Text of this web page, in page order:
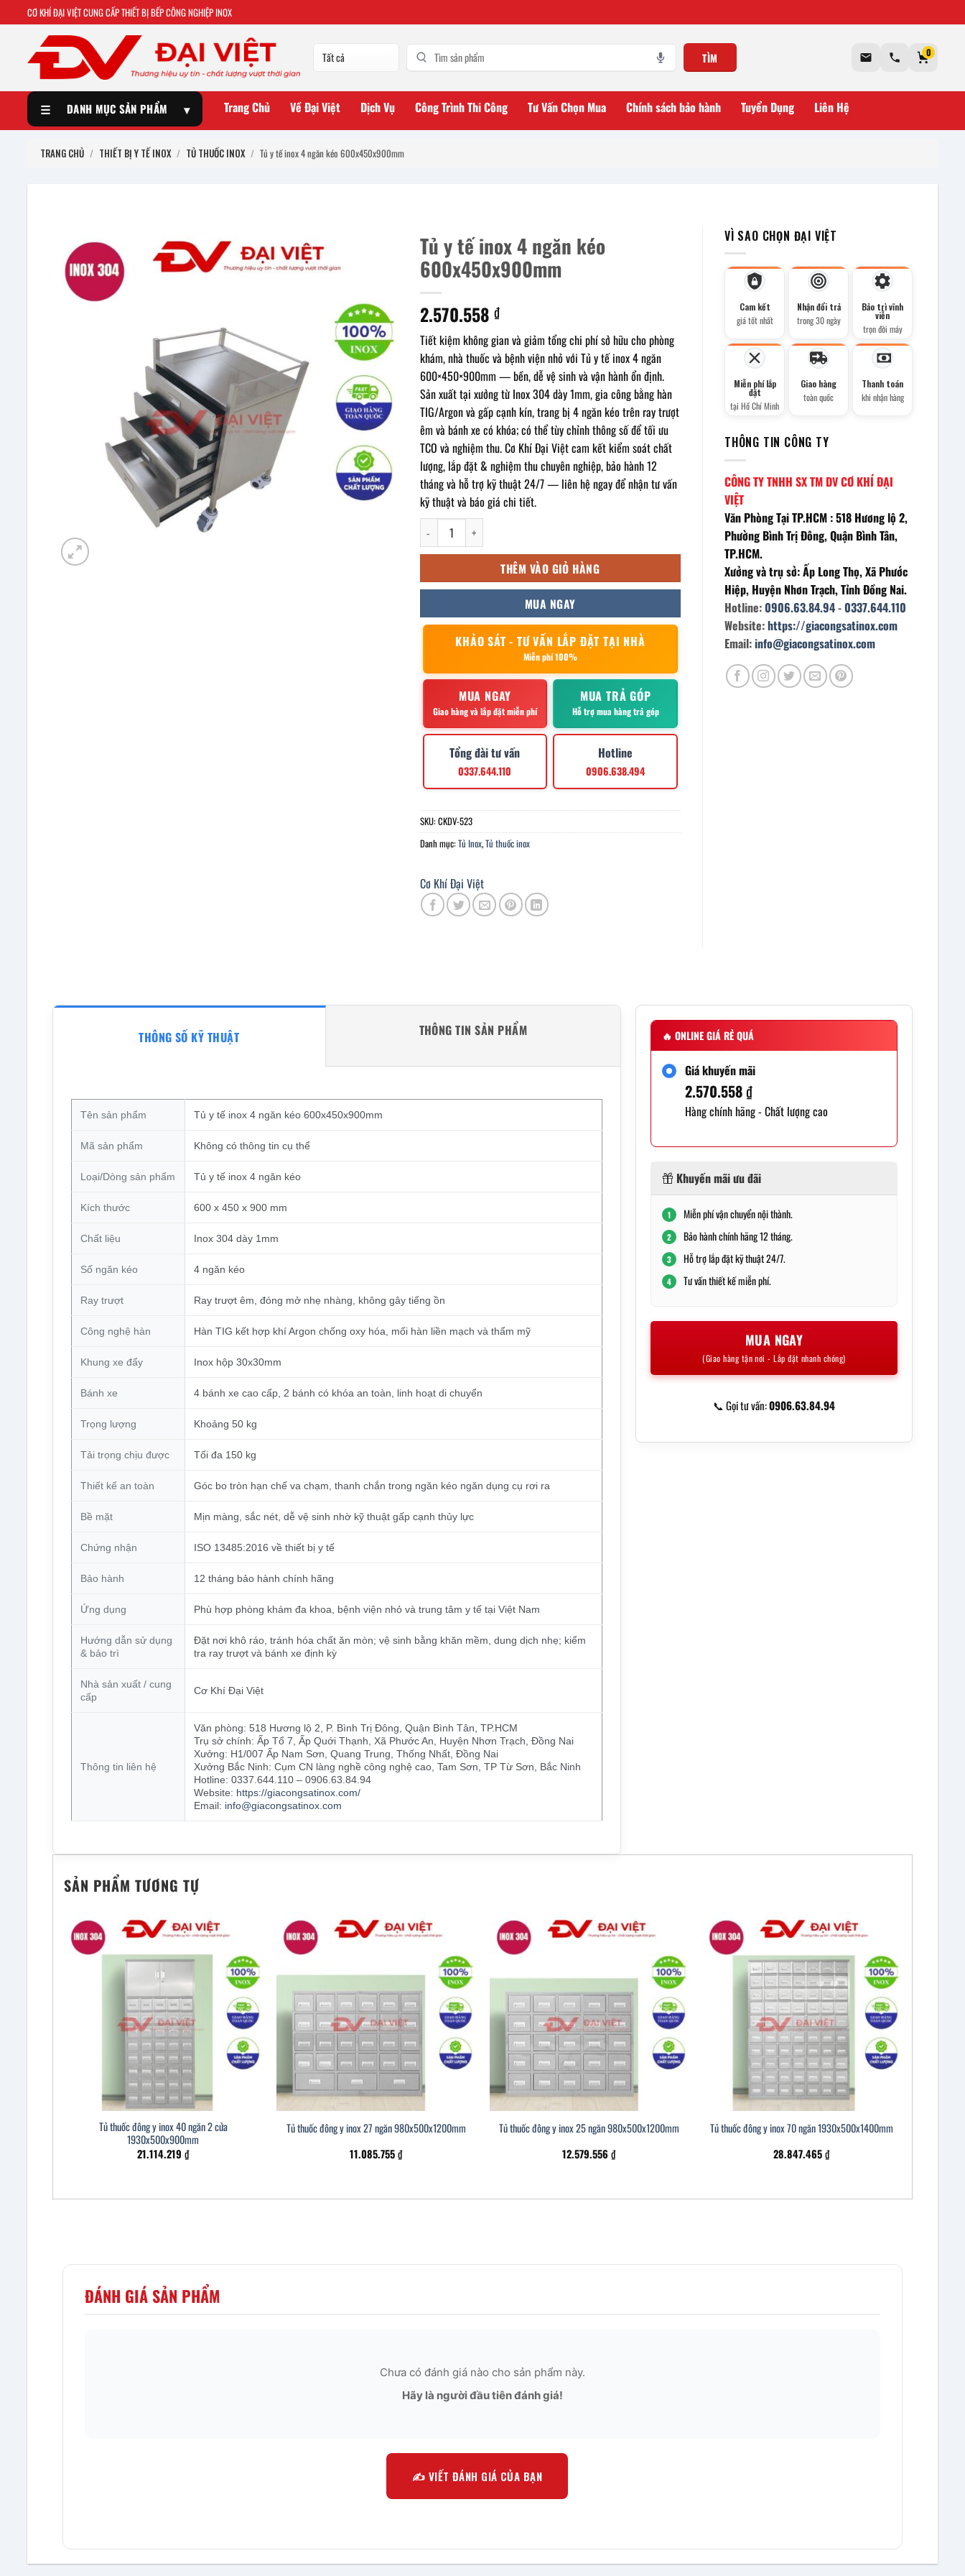
CƠ KHÍ ĐẠI VIỆT CUNG CẤP THIẾT BỊ BẾP CÔNG NGHIỆP INOX
TÌM 0
☰ DANH MỤC SẢN PHẨM ▾ Trang Chủ Về Đại Việt Dịch Vụ Công Trình Thi Công Tư Vấn Chọn Mua Chính sách bảo hành Tuyển Dụng Liên Hệ
TRANG CHỦ / THIẾT BỊ Y TẾ INOX / TỦ THUỐC INOX / Tủ y tế inox 4 ngăn kéo 600x450x900mm
Tủ y tế inox 4 ngăn kéo
600x450x900mm
2.570.558 ₫
Tiết kiệm không gian và giảm tổng chi phí sở hữu cho phòng
khám, nhà thuốc và bệnh viện nhỏ với Tủ y tế inox 4 ngăn
600×450×900mm — bền, dễ vệ sinh và vận hành ổn định.
Sản xuất tại xưởng từ Inox 304 dày 1mm, gia công bằng hàn
TIG/Argon và gấp cạnh kín, trang bị 4 ngăn kéo trên ray trượt
êm và bánh xe có khóa; có thể tùy chỉnh thông số để tối ưu
TCO và nghiệm thu. Cơ Khí Đại Việt cam kết kiểm soát chất
lượng, lắp đặt & nghiệm thu chuyên nghiệp, bảo hành 12
tháng và hỗ trợ kỹ thuật 24/7 — liên hệ ngay để nhận tư vấn
kỹ thuật và báo giá chi tiết.
Tủ y tế inox 4 ngăn kéo 600x450x900mm số lượng
THÊM VÀO GIỎ HÀNG
MUA NGAY
KHẢO SÁT - TƯ VẤN LẮP ĐẶT TẠI NHÀ
Miễn phí 100%
MUA NGAY
Giao hàng và lắp đặt miễn phí
MUA TRẢ GÓP
Hỗ trợ mua hàng trả góp
Tổng đài tư vấn
0337.644.110
Hotline
0906.638.494
SKU:CKDV-523
Danh mục:Tủ Inox,Tủ thuốc inox
Cơ Khí Đại Việt
VÌ SAO CHỌN ĐẠI VIỆT
Cam kết
giá tốt nhất
Nhận đổi trả
trong 30 ngày
Bảo trì vĩnh
viễn
trọn đời máy
Miễn phí lắp
đặt
tại Hồ Chí Minh
Giao hàng
toàn quốc
Thanh toán
khi nhận hàng
THÔNG TIN CÔNG TY
CÔNG TY TNHH SX TM DV CƠ KHÍ ĐẠI
VIỆT
Văn Phòng Tại TP.HCM : 518 Hương lộ 2,
Phường Bình Trị Đông, Quận Bình Tân,
TP.HCM.
Xưởng và trụ sở: Ấp Long Thọ, Xã Phước
Hiệp, Huyện Nhơn Trạch, Tỉnh Đồng Nai.
Hotline:0906.63.84.94-0337.644.110
Website:https://giacongsatinox.com
Email:info@giacongsatinox.com
THÔNG SỐ KỸ THUẬT THÔNG TIN SẢN PHẨM
Tên sản phẩm Tủ y tế inox 4 ngăn kéo 600x450x900mm
Mã sản phẩm Không có thông tin cụ thể
Loại/Dòng sản phẩm Tủ y tế inox 4 ngăn kéo
Kích thước 600 x 450 x 900 mm
Chất liệu Inox 304 dày 1mm
Số ngăn kéo 4 ngăn kéo
Ray trượt Ray trượt êm, đóng mở nhẹ nhàng, không gây tiếng ồn
Công nghệ hàn Hàn TIG kết hợp khí Argon chống oxy hóa, mối hàn liền mạch và thẩm mỹ
Khung xe đẩy Inox hộp 30x30mm
Bánh xe 4 bánh xe cao cấp, 2 bánh có khóa an toàn, linh hoạt di chuyển
Trọng lượng Khoảng 50 kg
Tải trọng chịu được Tối đa 150 kg
Thiết kế an toàn Góc bo tròn hạn chế va chạm, thanh chắn trong ngăn kéo ngăn dụng cụ rơi ra
Bề mặt Mịn màng, sắc nét, dễ vệ sinh nhờ kỹ thuật gấp cạnh thủy lực
Chứng nhận ISO 13485:2016 về thiết bị y tế
Bảo hành 12 tháng bảo hành chính hãng
Ứng dụng Phù hợp phòng khám đa khoa, bệnh viện nhỏ và trung tâm y tế tại Việt Nam
Hướng dẫn sử dụng
& bảo trì
Đặt nơi khô ráo, tránh hóa chất ăn mòn; vệ sinh bằng khăn mềm, dung dịch nhẹ; kiểm
tra ray trượt và bánh xe định kỳ
Nhà sản xuất / cung
cấp
Cơ Khí Đại Việt
Thông tin liên hệ
Văn phòng: 518 Hương lộ 2, P. Bình Trị Đông, Quận Bình Tân, TP.HCM
Trụ sở chính: Ấp Tổ 7, Ấp Quới Thạnh, Xã Phước An, Huyện Nhơn Trạch, Đồng Nai
Xưởng: H1/007 Ấp Nam Sơn, Quang Trung, Thống Nhất, Đồng Nai
Xưởng Bắc Ninh: Cụm CN làng nghề công nghệ cao, Tam Sơn, TP Từ Sơn, Bắc Ninh
Hotline: 0337.644.110 – 0906.63.84.94
Website: https://giacongsatinox.com/
Email: info@giacongsatinox.com
🔥 ONLINE GIÁ RẺ QUÁ
Giá khuyến mãi
2.570.558₫
Hàng chính hãng - Chất lượng cao
Khuyến mãi ưu đãi
1 Miễn phí vận chuyển nội thành.
2 Bảo hành chính hãng 12 tháng.
3 Hỗ trợ lắp đặt kỹ thuật 24/7.
4 Tư vấn thiết kế miễn phí.
MUA NGAY
(Giao hàng tận nơi - Lắp đặt nhanh chóng)
📞 Gọi tư vấn:0906.63.84.94
SẢN PHẨM TƯƠNG TỰ
Tủ thuốc đông y inox 40 ngăn 2 cửa
1930x500x900mm
21.114.219 ₫
Tủ thuốc đông y inox 27 ngăn 980x500x1200mm
11.085.755₫
Tủ thuốc đông y inox 25 ngăn 980x500x1200mm
12.579.556₫
Tủ thuốc đông y inox 70 ngăn 1930x500x1400mm
28.847.465₫
ĐÁNH GIÁ SẢN PHẨM
Chưa có đánh giá nào cho sản phẩm này.
Hãy là người đầu tiên đánh giá!
✍️ VIẾT ĐÁNH GIÁ CỦA BẠN